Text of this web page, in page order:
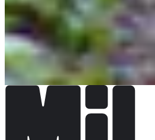
Plus d'info
Plus d'info
La Mini Aventure de la Thure 350 m
Plus d'info
Plus d'info
Les Jeunes coureurs de la Thure 800m
Plus d'info